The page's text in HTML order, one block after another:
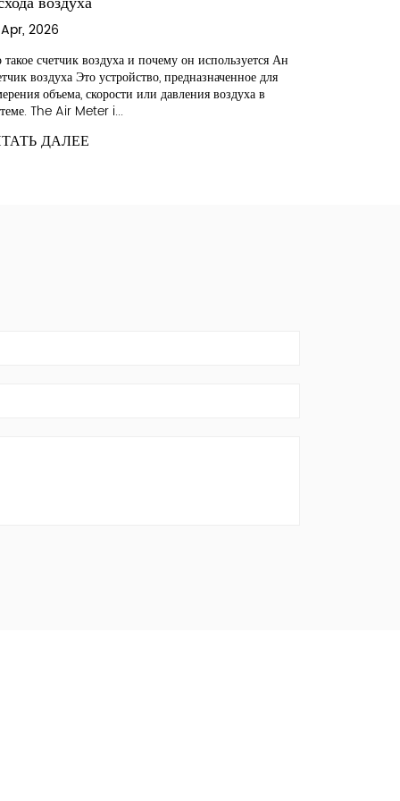
17 Apr, 2026
Для чего используется цифровой датчик расхода воздуха
А Цифровой датчик расхода воздуха предназначен для
измерения объема и скорости воздуха, проходящего через
систему, и преобразо...
ЧИТАТЬ ДАЛЕЕ